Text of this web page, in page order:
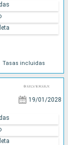
Tasas incluidas
19/01/2028